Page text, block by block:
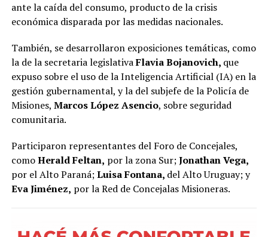
ante la caída del consumo, producto de la crisis
económica disparada por las medidas nacionales.
También, se desarrollaron exposiciones temáticas, como
la de la secretaria legislativaFlavia Bojanovich, que
expuso sobre el uso de la Inteligencia Artificial (IA) en la
gestión gubernamental, y la del subjefe de la Policía de
Misiones, Marcos López Asencio, sobre seguridad
comunitaria.
Participaron representantes del Foro de Concejales,
comoHerald Feltan, por la zona Sur;Jonathan Vega,
por el Alto Paraná;Luisa Fontana, del Alto Uruguay; y
Eva Jiménez, por la Red de Concejalas Misioneras.